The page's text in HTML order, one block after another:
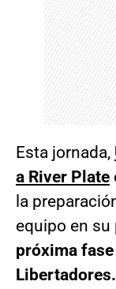
Esta jornada,
a River Plate
la
equipo en
próxima
Libertadores.